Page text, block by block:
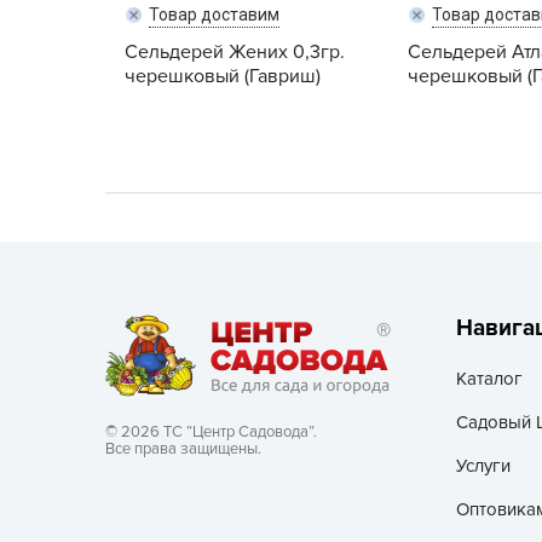
Хозяйственные товары
Товар доставим
Сельдерей Жених 0,3гр.
черешковый (Гавриш)
Товар
Сельдерей
черешковый
© 2026 ТС “Центр Садовода”.
Все права защищены.
Каталог
Садовый
Услуги